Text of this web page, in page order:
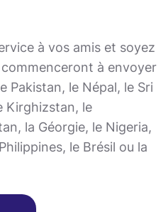
à vos amis et soyez
à envoyer
Pakistan, le Népal, le Sri
Kirghizstan, le
la Géorgie, le Nigeria,
le Brésil ou la